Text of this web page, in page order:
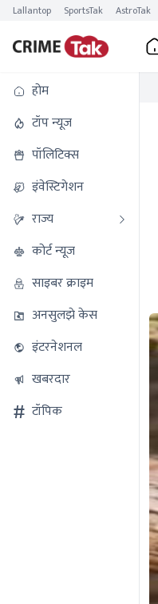
Lallantop SportsTak AstroTak
होम
टॉप न्यूज
पॉलिटिक्स
इंवेस्टिगेशन
राज्य
कोर्ट न्यूज
साइबर क्राइम
अनसुलझे केस
इंटरनेशनल
खबरदार
टॉपिक